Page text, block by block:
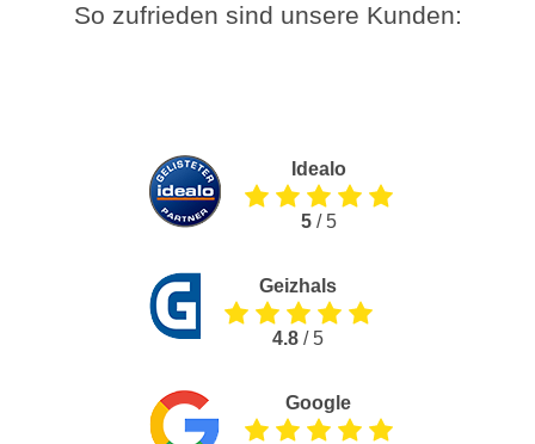
So zufrieden sind unsere Kunden:
Idealo
5/ 5
Geizhals
4.8 / 5
Google